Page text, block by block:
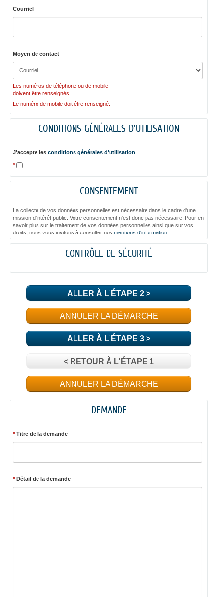
Courriel
Moyen de contact
Les numéros de téléphone ou de mobile
doivent être renseignés.
Le numéro de mobile doit être renseigné.
CONDITIONS GÉNÉRALES D'UTILISATION
J'accepte les conditions générales d'utilisation
*
CONSENTEMENT
La collecte de vos données personnelles est nécessaire dans le cadre d'une
mission d'intérêt public. Votre consentement n'est donc pas nécessaire. Pour en
savoir plus sur le traitement de vos données personnelles ainsi que sur vos
droits, nous vous invitons à consulter nos mentions d'information.
CONTRÔLE DE SÉCURITÉ
ALLER À L'ÉTAPE 2 >
ANNULER LA DÉMARCHE
ALLER À L'ÉTAPE 3 >
< RETOUR À L'ÉTAPE 1
ANNULER LA DÉMARCHE
DEMANDE
*Titre de la demande
*Détail de la demande